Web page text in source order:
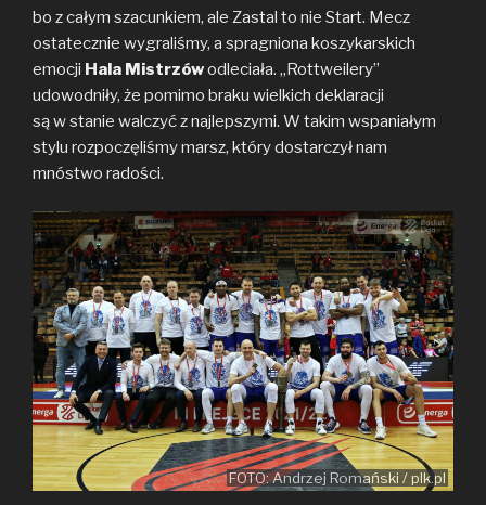
bo z całym szacunkiem, ale Zastal to nie Start. Mecz
ostatecznie wygraliśmy, a spragniona koszykarskich
emocji Hala Mistrzówodleciała. „Rottweilery”
udowodniły, że pomimo braku wielkich deklaracji
są w stanie walczyć z najlepszymi. W takim wspaniałym
stylu rozpoczęliśmy marsz, który dostarczył nam
mnóstwo radości.
FOTO: Andrzej Romański / plk.pl